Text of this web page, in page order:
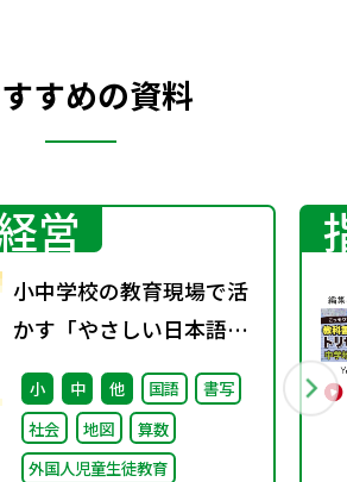
すめの資料
営
小中学校の教育現場で活
かす「やさしい日本語」
③ ～「保護者への（学校
運営としての）やさしい
日本語」～
小 中 他 国語
書写
社会
地図
算数
外国人児童生徒教育